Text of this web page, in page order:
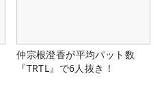
仲宗根澄香が平均パット数
『TRTL』で6人抜き！